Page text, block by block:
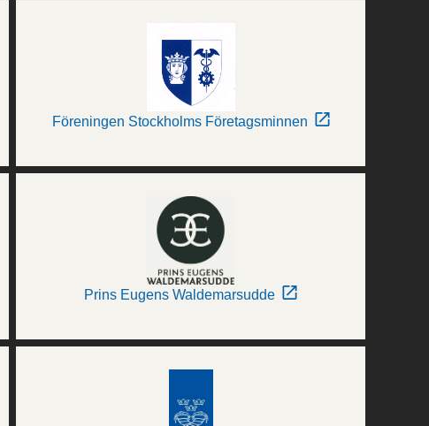
Föreningen Stockholms Företagsminnen
Prins Eugens Waldemarsudde